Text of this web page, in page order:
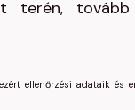
terén,
ellenőrzési adataik és